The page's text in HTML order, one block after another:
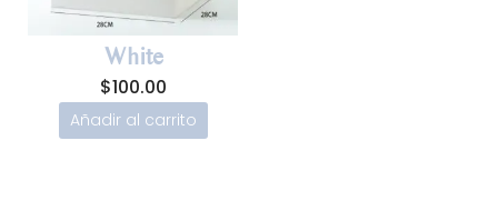
White
$100.00
Añadir al carrito